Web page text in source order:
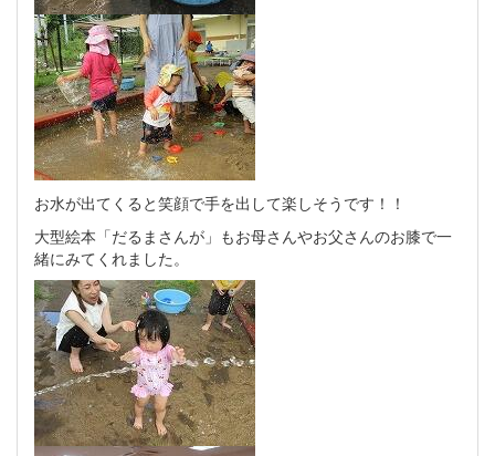
お水が出てくると笑顔で手を出して楽しそうです！！
大型絵本「だるまさんが」もお母さんやお父さんのお膝で一
緒にみてくれました。